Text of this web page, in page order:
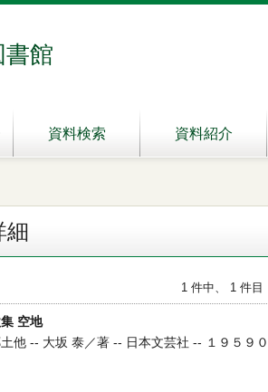
書館
資料検索 資料紹介
細
1 件中、 1 件目
空地
他 -- 大坂 泰／著 -- 日本文芸社 -- １９５９